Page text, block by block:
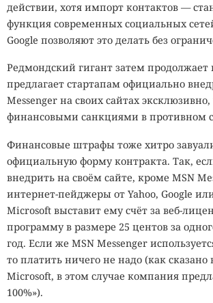
действии, хотя импорт контактов —
функция современных социальных
Google позволяют это делать без
Редмондский гигант затем продолжает
предлагает стартапам официально
Messenger на своих сайтах
финансовыми санкциями в противном
Финансовые штрафы тоже хитро
официальную форму контракта. Так,
внедрить на своём сайте, кроме MSN
интернет-пейджеры от Yahoo, Google
Microsoft выставит ему счёт за веб-
программу в размере 25 центов за
год. Если же MSN Messenger
то платить ничего не надо (как сказано
Microsoft, в этом случае компания
100%»).